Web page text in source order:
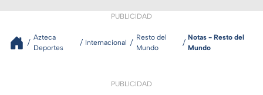
PUBLICIDAD
Azteca
Deportes
Internacional
Resto del
Mundo
Notas - Resto del
Mundo
PUBLICIDAD